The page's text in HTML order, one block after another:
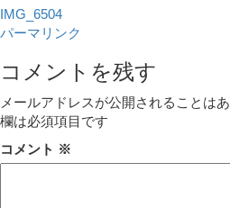
IMG_6504
パーマリンク
コメントを残す
メールアドレスが公開されることはあ
欄は必須項目です
コメント ※